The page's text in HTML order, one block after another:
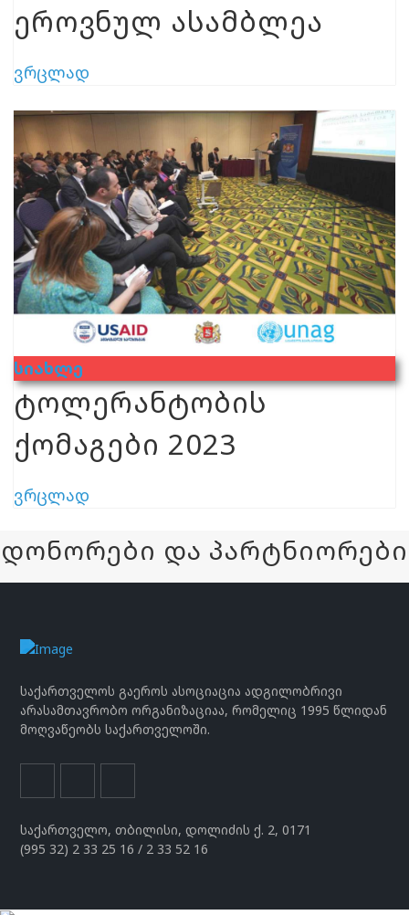
ეროვნულ ასამბლეა
ვრცლად
Სიახლე
ტოლერანტობის
ქომაგები 2023
ვრცლად
დონორები და პარტნიორები
საქართველოს გაეროს ასოციაცია ადგილობრივი
არასამთავრობო ორგანიზაციაა, რომელიც 1995 წლიდან
მოღვაწეობს საქართველოში.
საქართველო, თბილისი, დოლიძის ქ. 2, 0171
(995 32) 2 33 25 16 / 2 33 52 16